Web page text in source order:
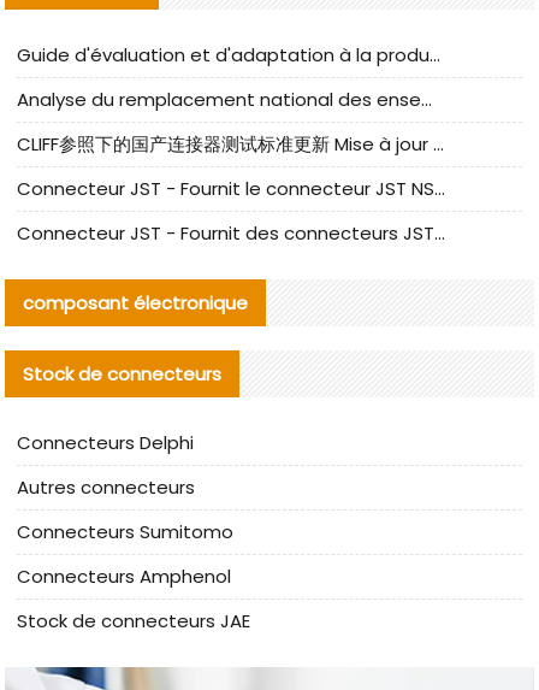
Guide d'évaluation et d'adaptation à la production des composants de câbles nationaux CNC Tech
Analyse du remplacement national des ensembles de câbles à fréquence élevée I-PEX
CLIFF参照下的国产连接器测试标准更新 Mise à jour des normes de test des connecteurs nationaux sous la référence CLIFF
Connecteur JST - Fournit le connecteur JST NSHR-02V-S original | Équivalent
Connecteur JST - Fournit des connecteurs JST GHR-09V-S authentiques et des produits de remplacement|
composant électronique
Stock de connecteurs
Connecteurs Delphi
Autres connecteurs
Connecteurs Sumitomo
Connecteurs Amphenol
Stock de connecteurs JAE